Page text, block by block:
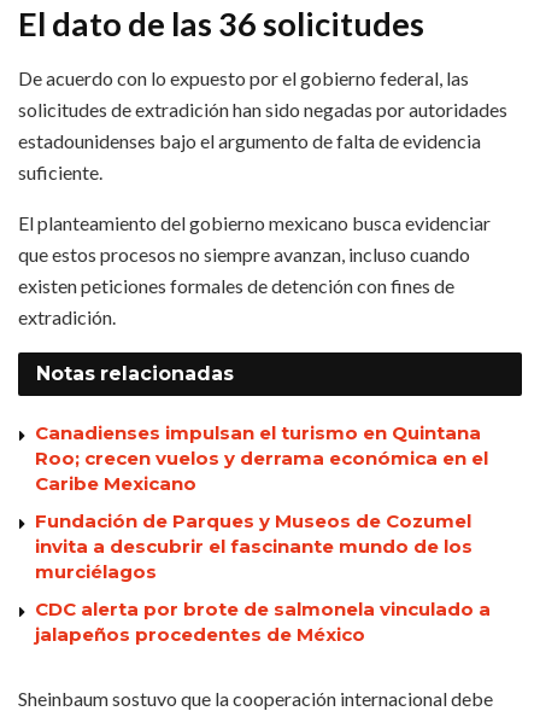
El dato de las 36 solicitudes
De acuerdo con lo expuesto por el gobierno federal, las
solicitudes de extradición han sido negadas por autoridades
estadounidenses bajo el argumento de falta de evidencia
suficiente.
El planteamiento del gobierno mexicano busca evidenciar
que estos procesos no siempre avanzan, incluso cuando
existen peticiones formales de detención con fines de
extradición.
Notas relacionadas
Canadienses impulsan el turismo en Quintana
Roo; crecen vuelos y derrama económica en el
Caribe Mexicano
Fundación de Parques y Museos de Cozumel
invita a descubrir el fascinante mundo de los
murciélagos
CDC alerta por brote de salmonela vinculado a
jalapeños procedentes de México
Sheinbaum sostuvo que la cooperación internacional debe